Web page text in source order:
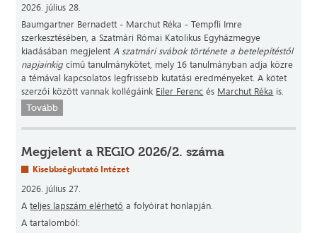
2026. július 28.
Baumgartner Bernadett - Marchut Réka - Tempfli Imre
szerkesztésében, a Szatmári Római Katolikus Egyházmegye
kiadásában megjelentA szatmári svábok története a betelepítéstől
napjainkig című tanulmánykötet, mely 16 tanulmányban adja közre
a témával kapcsolatos legfrissebb kutatási eredményeket. A kötet
szerzői között vannak kollégáink Eiler Ferenc és Marchut Réka is.
Tovább
Megjelent a REGIO 2026/2. száma
Kisebbségkutató Intézet
2026. július 27.
Ateljes lapszám elérhető a folyóirat honlapján.
A tartalomból: